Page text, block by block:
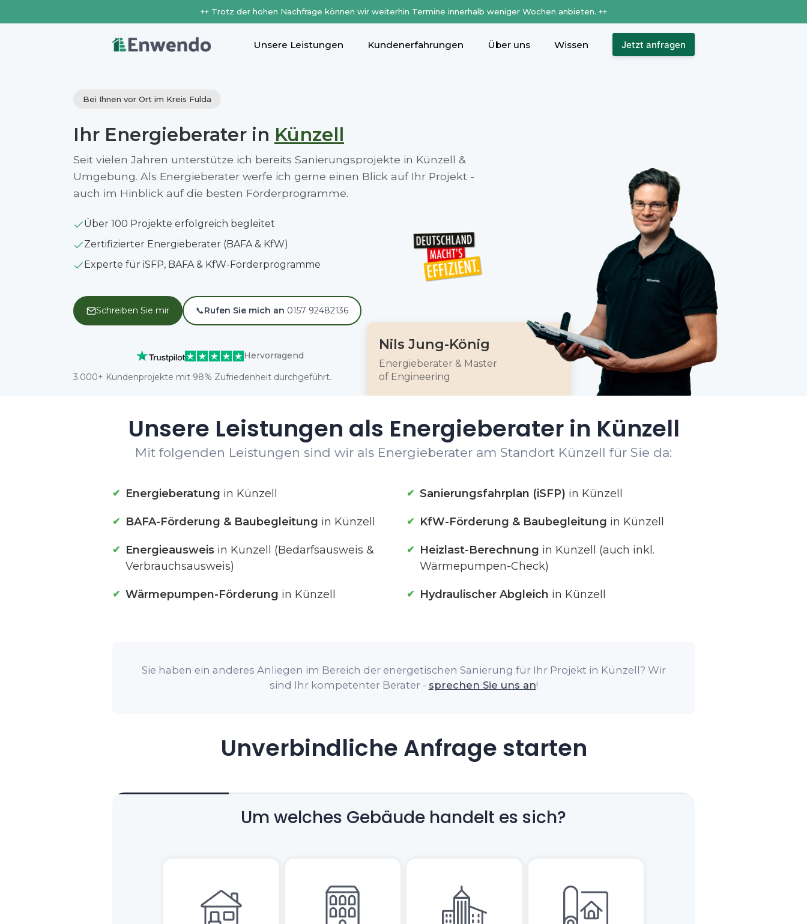
++ Trotz der hohen Nachfrage können wir weiterhin Termine innerhalb weniger Wochen anbieten. ++
Unsere Leistungen Kundenerfahrungen Über uns Wissen Jetzt anfragen
Bei Ihnen vor Ort im Kreis Fulda
Ihr Energieberater in Künzell
Seit vielen Jahren unterstütze ich bereits Sanierungsprojekte in Künzell &
Umgebung. Als Energieberater werfe ich gerne einen Blick auf Ihr Projekt -
auch im Hinblick auf die besten Förderprogramme.
Über 100 Projekte erfolgreich begleitet
Zertifizierter Energieberater (BAFA & KfW)
Experte für iSFP, BAFA & KfW-Förderprogramme
Schreiben Sie mir 📞Rufen Sie mich an 0157 92482136
Hervorragend
3.000+ Kundenprojekte mit 98% Zufriedenheit durchgeführt.
Nils Jung-König
Energieberater & Master
of Engineering
Unsere Leistungen als Energieberater in Künzell
Mit folgenden Leistungen sind wir als Energieberater am Standort Künzell für Sie da:
Energieberatung in Künzell Sanierungsfahrplan (iSFP) in Künzell
BAFA-Förderung & Baubegleitung in Künzell KfW-Förderung & Baubegleitung in Künzell
Energieausweis in Künzell (Bedarfsausweis &
Verbrauchsausweis)
Heizlast-Berechnung in Künzell (auch inkl.
Wärmepumpen-Check)
Wärmepumpen-Förderung in Künzell Hydraulischer Abgleich in Künzell
Sie haben ein anderes Anliegen im Bereich der energetischen Sanierung für Ihr Projekt in Künzell? Wir
sind Ihr kompetenter Berater - sprechen Sie uns an!
Unverbindliche Anfrage starten